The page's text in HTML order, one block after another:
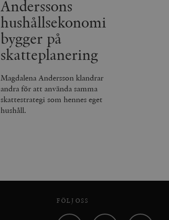
Anderssons
hushållsekonomi
bygger på
skatteplanering
Magdalena Andersson klandrar
andra för att använda samma
skattestrategi som hennes eget
hushåll.
FÖLJ OSS